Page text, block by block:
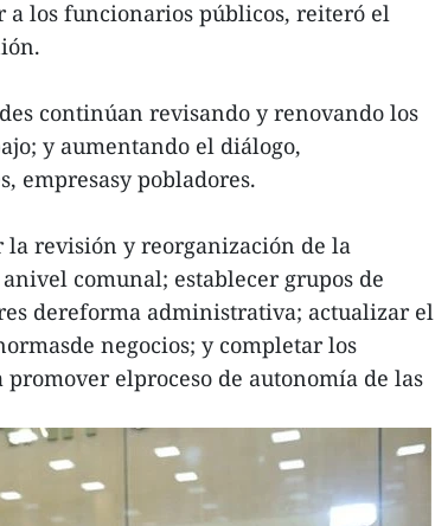
los funcionarios públicos, reiteró el
continúan revisando y renovando los
y aumentando el diálogo,
empresasy pobladores.
la revisión y reorganización de la
comunal; establecer grupos de
dereforma administrativa; actualizar el
negocios; y completar los
elproceso de autonomía de las